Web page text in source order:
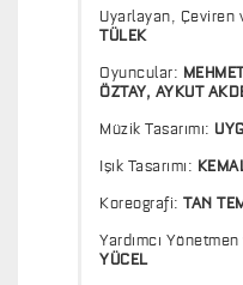
Uyarlayan, Çeviren
TÜLEK
Oyuncular:
ÖZTAY, AYKUT
Müzik Tasarımı:
Işık Tasarımı:
Koreografi: TAN
Yardımcı
YÜCEL